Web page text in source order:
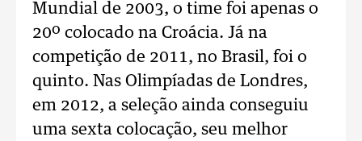
Mundial de 2003, o time foi apenas o
20º colocado na Croácia. Já na
competição de 2011, no Brasil, foi o
quinto. Nas Olimpíadas de Londres,
em 2012, a seleção ainda conseguiu
uma sexta colocação, seu melhor